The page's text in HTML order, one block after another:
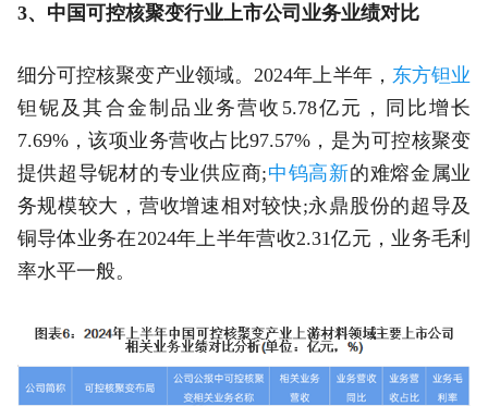
3、中国可控核聚变行业上市公司业务业绩对比
细分可控核聚变产业领域。2024年上半年， 东方钽业
钽铌及其合金制品业务营收5.78亿元，同比增长
7.69%，该项业务营收占比97.57%，是为可控核聚变
提供超导铌材的专业供应商;中钨高新的难熔金属业
务规模较大，营收增速相对较快;永鼎股份的超导及
铜导体业务在2024年上半年营收2.31亿元，业务毛利
率水平一般。